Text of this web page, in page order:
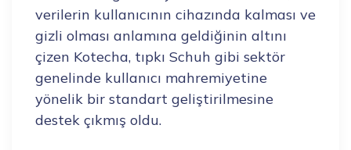
verilerin kullanıcının cihazında kalması ve
gizli olması anlamına geldiğinin altını
çizen Kotecha, tıpkı Schuh gibi sektör
genelinde kullanıcı mahremiyetine
yönelik bir standart geliştirilmesine
destek çıkmış oldu.